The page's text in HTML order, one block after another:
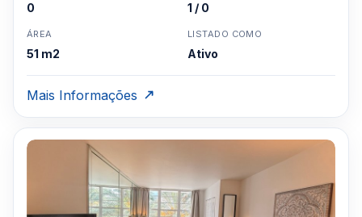
0 1 / 0
ÁREA
51 m2
LISTADO COMO
Ativo
Mais Informações